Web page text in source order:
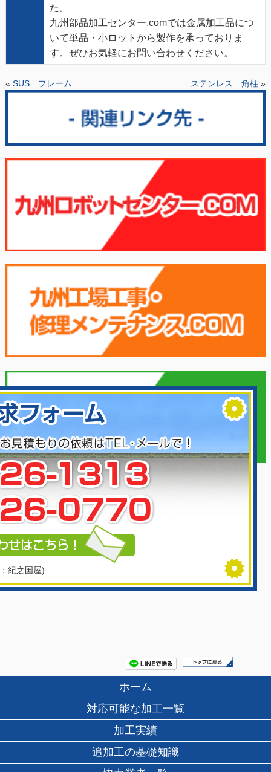
た。
九州部品加工センター.comでは金属加工品につ
いて単品・小ロットから製作を承っておりま
す。ぜひお気軽にお問い合わせください。
« SUS フレーム ステンレス 角柱 »
紀之国屋)
ホーム
対応可能な加工一覧
加工実績
追加工の基礎知識